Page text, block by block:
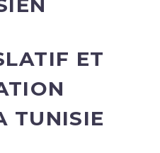
ET
TUNISIE